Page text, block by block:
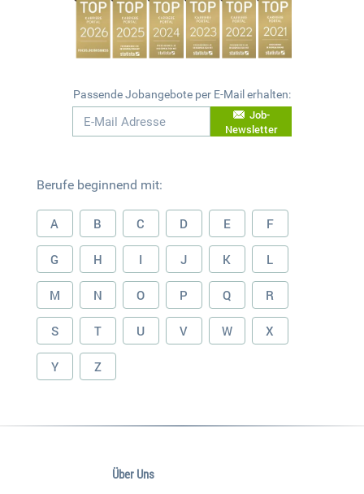
Passende Jobangebote per E-Mail erhalten:
Job-
Newsletter
Berufe beginnend mit:
A B C D E F
G H I J K L
M N O P Q R
S T U V W X
Y Z
Über Uns